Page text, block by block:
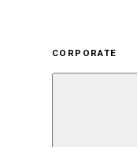
CORPORATE